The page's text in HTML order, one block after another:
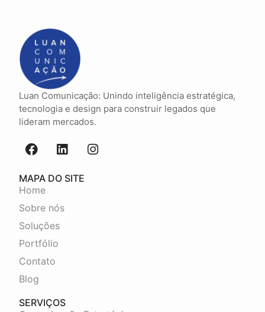
Luan Comunicação: Unindo inteligência estratégica,
tecnologia e design para construir legados que
lideram mercados.
MAPA DO SITE
Home
Sobre nós
Soluções
Portfólio
Contato
Blog
SERVIÇOS